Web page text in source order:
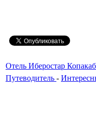
Отель Иберостар
Путеводитель -